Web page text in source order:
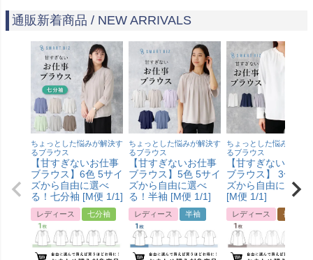
通販新着商品 / NEW ARRIVALS
ちょっとした悩みが解決す
るブラウス
【甘すぎないお仕事
ブラウス】6色 5サイ
ズから自由に選べ
る！七分袖 [M便 1/1]
レディース 七分袖
ちょっとした悩みが解決す
るブラウス
【甘すぎないお仕事
ブラウス】5色 5サイ
ズから自由に選べ
る！半袖 [M便 1/1]
レディース 半袖
ちょっとした悩みが解決
るブラウス
【甘すぎないお仕
ブラウス】 3色4サ
ズから自由に選べ
[M便 1/1]
レディース 長袖